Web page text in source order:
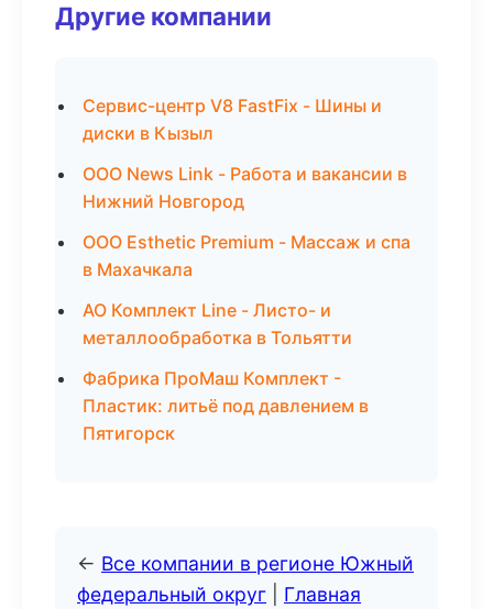
Другие компании
Сервис-центр V8 FastFix - Шины и
диски в Кызыл
ООО News Link - Работа и вакансии в
Нижний Новгород
ООО Esthetic Premium - Массаж и спа
в Махачкала
АО Комплект Line - Листо- и
металлообработка в Тольятти
Фабрика ПроМаш Комплект -
Пластик: литьё под давлением в
Пятигорск
← Все компании в регионе Южный
федеральный округ
Главная